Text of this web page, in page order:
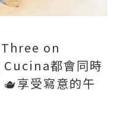
Three on
都會同時
享受寫意的午